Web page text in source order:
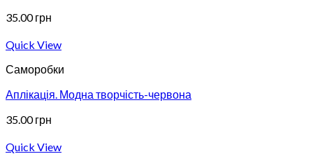
35.00грн
Quick View
Саморобки
Аплікація. Модна творчість-червона
35.00грн
Quick View